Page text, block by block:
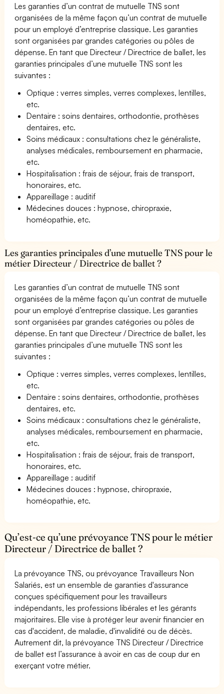
Les garanties d’un contrat de mutuelle TNS sont
organisées de la même façon qu’un contrat de mutuelle
pour un employé d’entreprise classique. Les garanties
sont organisées par grandes catégories ou pôles de
dépense. En tant que Directeur / Directrice de ballet, les
garanties principales d’une mutuelle TNS sont les
suivantes :
Optique : verres simples, verres complexes, lentilles,
etc.
Dentaire : soins dentaires, orthodontie, prothèses
dentaires, etc.
Soins médicaux : consultations chez le généraliste,
analyses médicales, remboursement en pharmacie,
etc.
Hospitalisation : frais de séjour, frais de transport,
honoraires, etc.
Appareillage : auditif
Médecines douces : hypnose, chiropraxie,
homéopathie, etc.
Les garanties principales d’une mutuelle TNS pour le
métier Directeur / Directrice de ballet ?
Les garanties d’un contrat de mutuelle TNS sont
organisées de la même façon qu’un contrat de mutuelle
pour un employé d’entreprise classique. Les garanties
sont organisées par grandes catégories ou pôles de
dépense. En tant que Directeur / Directrice de ballet, les
garanties principales d’une mutuelle TNS sont les
suivantes :
Optique : verres simples, verres complexes, lentilles,
etc.
Dentaire : soins dentaires, orthodontie, prothèses
dentaires, etc.
Soins médicaux : consultations chez le généraliste,
analyses médicales, remboursement en pharmacie,
etc.
Hospitalisation : frais de séjour, frais de transport,
honoraires, etc.
Appareillage : auditif
Médecines douces : hypnose, chiropraxie,
homéopathie, etc.
Qu’est-ce qu’une prévoyance TNS pour le métier
Directeur / Directrice de ballet ?
La prévoyance TNS, ou prévoyance Travailleurs Non
Salariés, est un ensemble de garanties d'assurance
conçues spécifiquement pour les travailleurs
indépendants, les professions libérales et les gérants
majoritaires. Elle vise à protéger leur avenir financier en
cas d'accident, de maladie, d'invalidité ou de décès.
Autrement dit, la prévoyance TNS Directeur / Directrice
de ballet est l’assurance à avoir en cas de coup dur en
exerçant votre métier.